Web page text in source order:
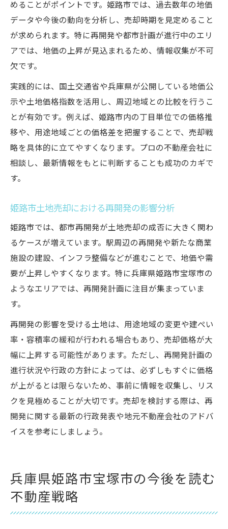
めることがポイントです。姫路市では、過去数年の地価
データや今後の動向を分析し、売却時期を見定めること
が求められます。特に再開発や都市計画が進行中のエリ
アでは、地価の上昇が見込まれるため、情報収集が不可
欠です。
実践的には、国土交通省や兵庫県が公開している地価公
示や土地価格指数を活用し、周辺地域との比較を行うこ
とが有効です。例えば、姫路市内の丁目単位での価格推
移や、用途地域ごとの価格差を把握することで、売却戦
略を具体的に立てやすくなります。プロの不動産会社に
相談し、最新情報をもとに判断することも成功のカギで
す。
姫路市土地売却における再開発の影響分析
姫路市では、都市再開発が土地売却の成否に大きく関わ
るケースが増えています。駅周辺の再開発や新たな商業
施設の建設、インフラ整備などが進むことで、地価や需
要が上昇しやすくなります。特に兵庫県姫路市宝塚市の
ようなエリアでは、再開発計画に注目が集まっていま
す。
再開発の影響を受ける土地は、用途地域の変更や建ぺい
率・容積率の緩和が行われる場合もあり、売却価格が大
幅に上昇する可能性があります。ただし、再開発計画の
進行状況や行政の方針によっては、必ずしもすぐに価格
が上がるとは限らないため、事前に情報を収集し、リス
クを見極めることが大切です。売却を検討する際は、再
開発に関する最新の行政発表や地元不動産会社のアドバ
イスを参考にしましょう。
兵庫県姫路市宝塚市の今後を読む
不動産戦略